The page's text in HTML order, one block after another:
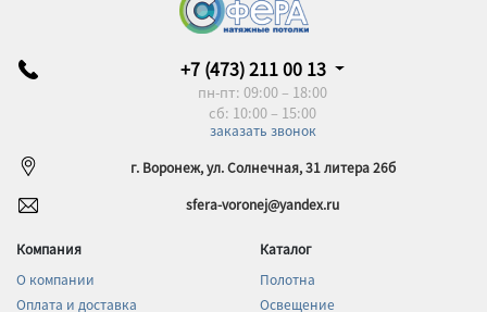
+7 (473) 211 00 13
пн-пт: 09:00 – 18:00
сб: 10:00 – 15:00
заказать звонок
г. Воронеж, ул. Солнечная, 31 литера 26б
sfera-voronej@yandex.ru
Компания
О компании
Оплата и доставка
Каталог
Полотна
Освещение